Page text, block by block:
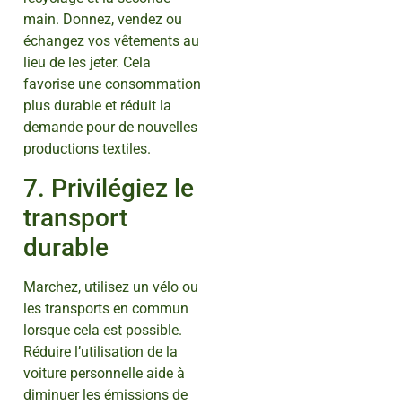
main. Donnez, vendez ou
échangez vos vêtements au
lieu de les jeter. Cela
favorise une consommation
plus durable et réduit la
demande pour de nouvelles
productions textiles.
7. Privilégiez le
transport
durable
Marchez, utilisez un vélo ou
les transports en commun
lorsque cela est possible.
Réduire l’utilisation de la
voiture personnelle aide à
diminuer les émissions de